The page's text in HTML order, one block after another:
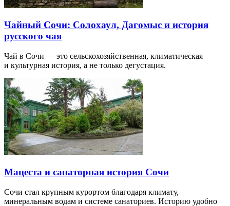
Чайный Сочи: Солохаул, Дагомыс и история
русского чая
Чай в Сочи — это сельскохозяйственная, климатическая
и культурная история, а не только дегустация.
Мацеста и санаторная история Сочи
Сочи стал крупным курортом благодаря климату,
минеральным водам и системе санаториев. Историю удобно